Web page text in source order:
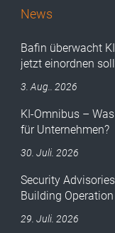
News
Bafin überwacht
jetzt einordnen
3. Aug.. 2026
KI-Omnibus –
für Unternehmen?
30. Juli. 2026
Security
Building Operation
29. Juli. 2026